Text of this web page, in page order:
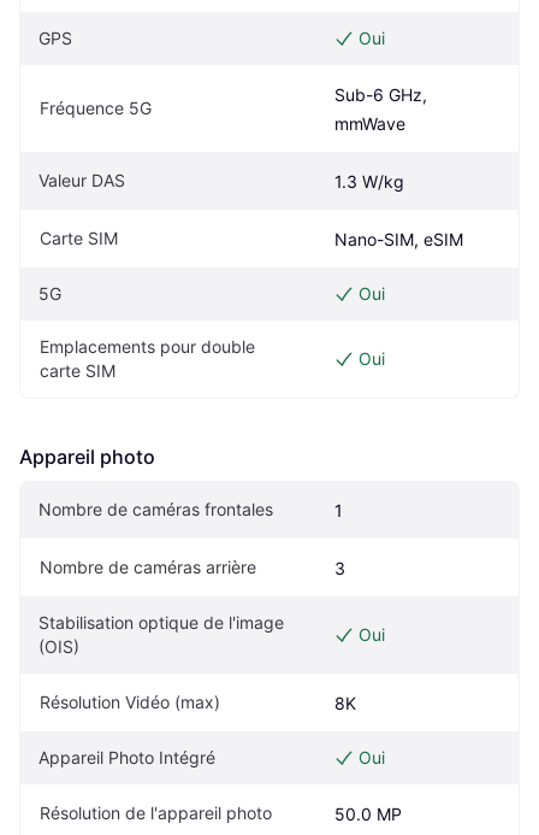
GPS Oui
Fréquence 5G
Sub-6 GHz,
mmWave
Valeur DAS 1.3 W/kg
Carte SIM Nano-SIM, eSIM
5G Oui
Emplacements pour double
carte SIM
Oui
Appareil photo
Nombre de caméras frontales 1
Nombre de caméras arrière 3
Stabilisation optique de l'image
(OIS)
Oui
Résolution Vidéo (max) 8K
Appareil Photo Intégré Oui
Résolution de l'appareil photo 50.0 MP